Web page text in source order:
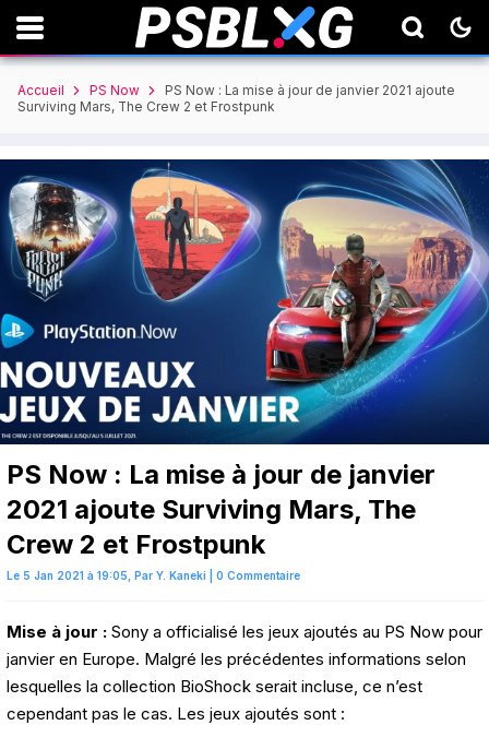
Accueil PS Now
PS Now : La mise à jour de janvier 2021 ajoute
Surviving Mars, The Crew 2 et Frostpunk
PS Now : La mise à jour de janvier
2021 ajoute Surviving Mars, The
Crew 2 et Frostpunk
Le 5 Jan 2021 à 19:05, Par Y. Kaneki 0 Commentaire
Mise à jour : Sony a officialisé les jeux ajoutés au PS Now pour
janvier en Europe. Malgré les précédentes informations selon
lesquelles la collection BioShock serait incluse, ce n’est
cependant pas le cas. Les jeux ajoutés sont :